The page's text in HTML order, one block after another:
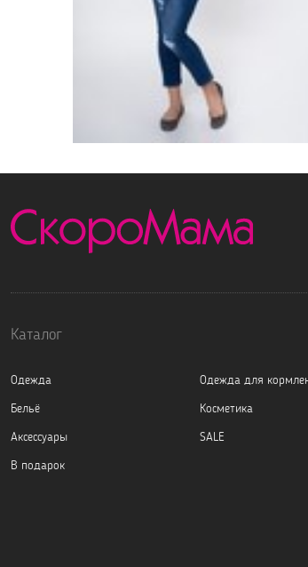
Каталог
Одежда
Одежда для
Бельё
Косметика
Аксессуары
SALE
В подарок